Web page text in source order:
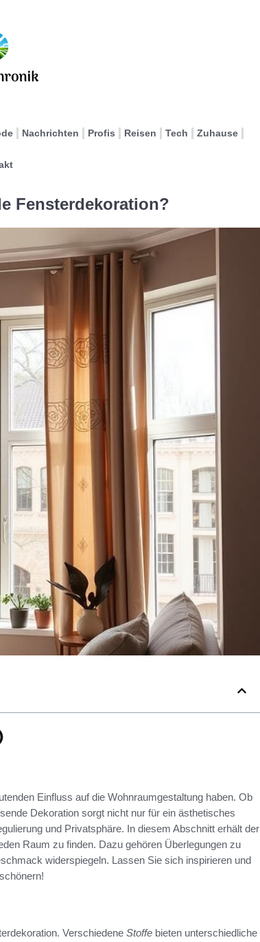
Nachrichten Profis Reisen Tech Zuhause
Fensterdekoration?
Einfluss auf die Wohnraumgestaltung haben. Ob
Dekoration sorgt nicht nur für ein ästhetisches
und Privatsphäre. In diesem Abschnitt erhält der
Raum zu finden. Dazu gehören Überlegungen zu
widerspiegeln. Lassen Sie sich inspirieren und
Verschiedene Stoffe bieten unterschiedliche